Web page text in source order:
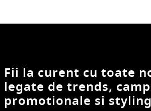
Fii la curent cu toate
legate de trends,
promotionale si